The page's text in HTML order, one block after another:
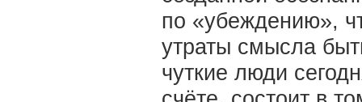
по «убеждению»,
утраты смысла
чуткие люди